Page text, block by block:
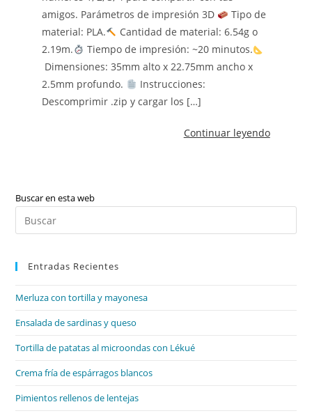
amigos. Parámetros de impresión 3D
Tipo de
material: PLA.
Cantidad de material: 6.54g o
2.19m.
Tiempo de impresión: ~20 minutos.
Dimensiones: 35mm alto x 22.75mm ancho x
2.5mm profundo.
Instrucciones:
Descomprimir .zip y cargar los […]
Continuar leyendo
Buscar en esta web
Entradas Recientes
Merluza con tortilla y mayonesa
Ensalada de sardinas y queso
Tortilla de patatas al microondas con Lékué
Crema fría de espárragos blancos
Pimientos rellenos de lentejas